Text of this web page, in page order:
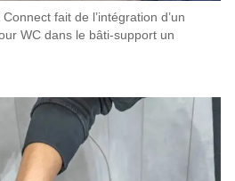
fait de l’intégration d’un
WC dans le bâti-support un